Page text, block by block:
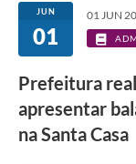
Licitações
Transparência
Concursos e
Inclusão e
JUN
01
01 JUN
Prefeitura
apresentar
na Santa Casa